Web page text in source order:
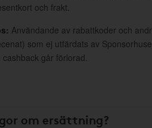
och frakt.
Användande av rabattkoder och
som ej utfärdats av
cashback går förlorad.
om ersättning?